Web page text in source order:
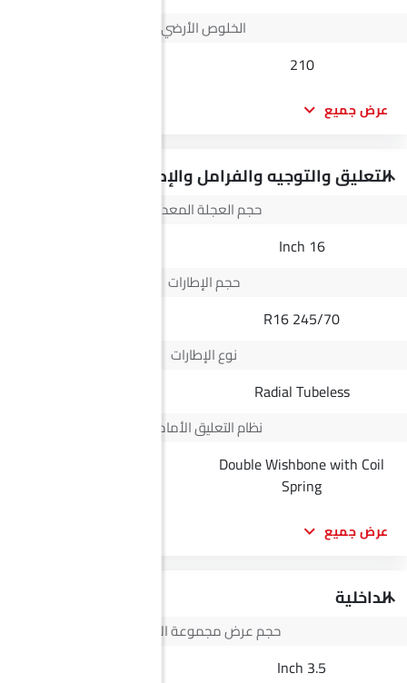
الخلوص الأرضي
210
عرض جميع
التعليق والتوجيه والفرامل والإطارات
حجم العجلة المعدنية
16 Inch
حجم الإطارات
245/70 R16
نوع الإطارات
Radial Tubeless
نظام التعليق الأمامي
Double Wishbone with Coil
Spring
عرض جميع
الداخلية
حجم عرض مجموعة الأجهزة
3.5 Inch